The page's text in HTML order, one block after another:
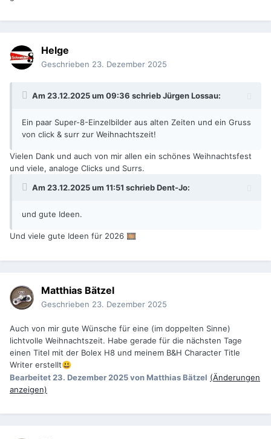
Helge
Geschrieben 23. Dezember 2025
Am 23.12.2025 um 09:36 schriebJürgen Lossau:
Ein paar Super-8-Einzelbilder aus alten Zeiten und ein Gruss
von click & surr zur Weihnachtszeit!
Vielen Dank und auch von mir allen ein schönes Weihnachtsfest
und viele, analoge Clicks und Surrs.
Am 23.12.2025 um 11:51 schriebDent-Jo:
und gute Ideen.
Und viele gute Ideen für 2026 🎞️
Matthias Bätzel
Geschrieben 23. Dezember 2025
Auch von mir gute Wünsche für eine (im doppelten Sinne)
lichtvolle Weihnachtszeit. Habe gerade für die nächsten Tage
einen Titel mit der Bolex H8 und meinem B&H Character Title
Writer erstellt😃
Bearbeitet 23. Dezember 2025von Matthias Bätzel (Änderungen
anzeigen)